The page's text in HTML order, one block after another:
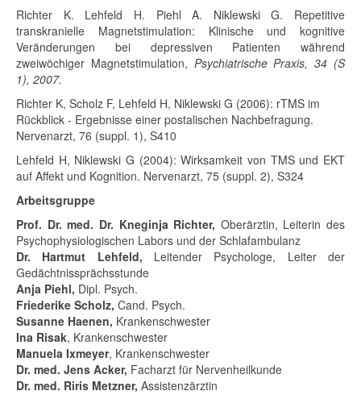
Richter K. Lehfeld H. Piehl A. Niklewski G. Repetitive
transkranielle Magnetstimulation: Klinische und kognitive
Veränderungen bei depressiven Patienten während
zweiwöchiger Magnetstimulation, Psychiatrische Praxis, 34 (S
1), 2007.
Richter K, Scholz F, Lehfeld H, Niklewski G (2006): rTMS im
Rückblick - Ergebnisse einer postalischen Nachbefragung.
Nervenarzt, 76 (suppl. 1), S410
Lehfeld H, Niklewski G (2004): Wirksamkeit von TMS und EKT
auf Affekt und Kognition. Nervenarzt, 75 (suppl. 2), S324
Arbeitsgruppe
Prof. Dr. med. Dr. Kneginja Richter, Oberärztin, Leiterin des
Psychophysiologischen Labors und der Schlafambulanz
Dr. Hartmut Lehfeld, Leitender Psychologe, Leiter der
Gedächtnissprächsstunde
Anja Piehl, Dipl. Psych.
Friederike Scholz, Cand. Psych.
Susanne Haenen, Krankenschwester
Ina Risak, Krankenschwester
Manuela Ixmeyer, Krankenschwester
Dr. med. Jens Acker, Facharzt für Nervenheilkunde
Dr. med. Riris Metzner, Assistenzärztin